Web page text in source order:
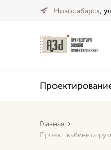
Новосибирск,
Главная
Проект кабинета